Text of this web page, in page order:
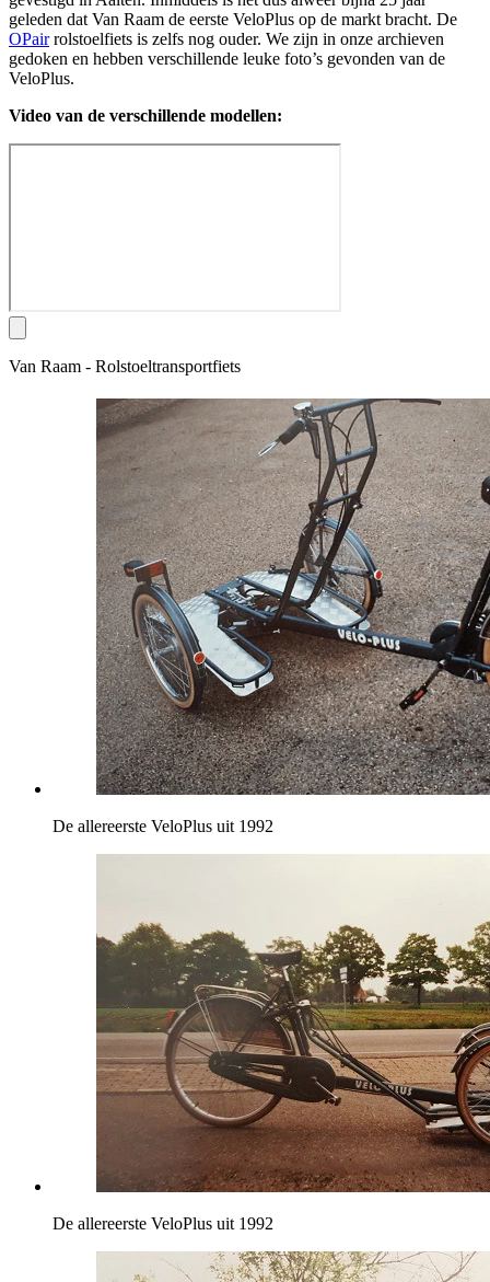
geleden dat Van Raam de eerste VeloPlus op de markt bracht. De
OPairrolstoelfiets is zelfs nog ouder. We zijn in onze archieven
gedoken en hebben verschillende leuke foto’s gevonden van de
VeloPlus.
Video van de verschillende modellen:
Van Raam - Rolstoeltransportfiets
De allereerste VeloPlus uit 1992
De allereerste VeloPlus uit 1992